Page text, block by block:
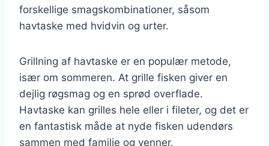
forskellige smagskombinationer, såsom
havtaske med hvidvin og urter.
Grillning af havtaske er en populær metode,
især om sommeren. At grille fisken giver en
dejlig røgsmag og en sprød overflade.
Havtaske kan grilles hele eller i fileter, og det er
en fantastisk måde at nyde fisken udendørs
sammen med familie og venner.